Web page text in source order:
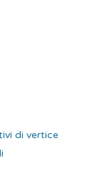
di vertice